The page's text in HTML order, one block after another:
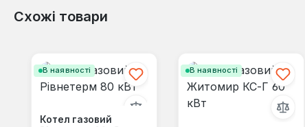
Схожі товари
В наявності
Котел газовий
В наявності